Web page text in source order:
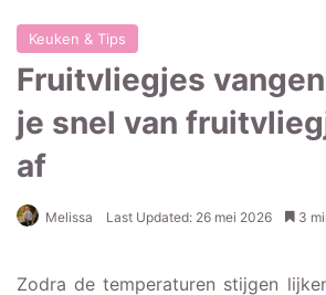
Keuken & Tips
Fruitvliegjes
je snel van
af
Melissa Last Updated: 26 mei 2026 3
Zodra de temperaturen stijgen